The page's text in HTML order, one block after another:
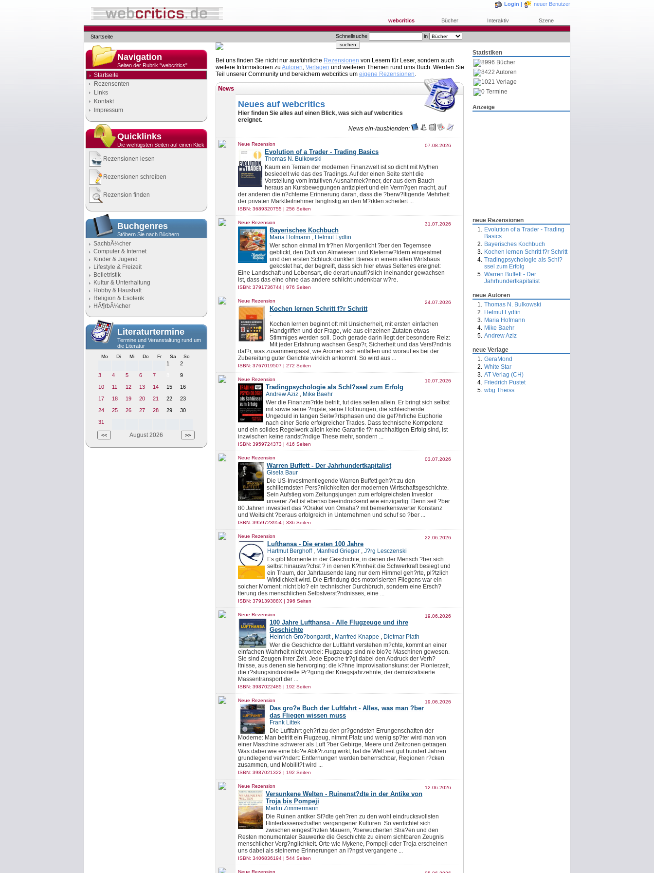
Login | neuer Benutzer
webcritics Bücher Interaktiv Szene
Schnellsuche in
Startseite
Navigation
Seiten der Rubrik "webcritics"
Startseite
Rezensenten
Links
Kontakt
Impressum
Quicklinks
Die wichtigsten Seiten auf einen Klick
Rezensionen lesen
Rezensionen schreiben
Rezension finden
Buchgenres
Stöbern Sie nach Büchern
SachbÃ¼cher
Computer & Internet
Kinder & Jugend
Lifestyle & Freizeit
Belletristik
Kultur & Unterhaltung
Hobby & Haushalt
Religion & Esoterik
HÃ¶rbÃ¼cher
Literaturtermine
Termine und Veranstaltung rund um
die Literatur
Mo Di Mi Do Fr Sa So
1
2
3
4 5 6 7
9
10
11 12 13 14 15
16
17
18 19 20 21 22
23
24
25 26 27 28 29
30
31
August 2026
Statistiken
8996 Bücher
8422 Autoren
1021 Verlage
0 Termine
Anzeige
neue Rezensionen
Evolution of a Trader - Trading
Basics
Bayerisches Kochbuch
Kochen lernen Schritt f?r Schritt
Tradingpsychologie als Schl?
ssel zum Erfolg
Warren Buffett - Der
Jahrhundertkapitalist
neue Autoren
Thomas N. Bulkowski
Helmut Lydtin
Maria Hofmann
Mike Baehr
Andrew Aziz
neue Verlage
GeraMond
White Star
AT Verlag (CH)
Friedrich Pustet
wbg Theiss
Bei uns finden Sie nicht nur ausführliche Rezensionen von Lesern für Leser, sondern auch
weitere Informationen zu Autoren, Verlagen und weiteren Themen rund ums Buch. Werden Sie
Teil unserer Community und bereichern webcritics um eigene Rezensionen.
News
Neues auf webcritics
Hier finden Sie alles auf einen Blick, was sich auf webcritics
ereignet.
News ein-/ausblenden:
07.08.2026
Neue Rezension
Evolution of a Trader - Trading Basics
Thomas N. Bulkowski
Kaum ein Terrain der modernen Finanzwelt ist so dicht mit Mythen
besiedelt wie das des Tradings. Auf der einen Seite steht die
Vorstellung vom intuitiven Ausnahmek?nner, der aus dem Bauch
heraus an Kursbewegungen antizipiert und ein Verm?gen macht, auf
der anderen die n?chterne Erinnerung daran, dass die ?berw?ltigende Mehrheit
der privaten Marktteilnehmer langfristig an den M?rkten scheitert ...
ISBN: 3689320755 | 256 Seiten
31.07.2026
Neue Rezension
Bayerisches Kochbuch
Maria Hofmann , Helmut Lydtin
Wer schon einmal im fr?hen Morgenlicht ?ber den Tegernsee
geblickt, den Duft von Almwiesen und Kiefernw?ldern eingeatmet
und den ersten Schluck dunklen Bieres in einem alten Wirtshaus
gekostet hat, der begreift, dass sich hier etwas Seltenes ereignet:
Eine Landschaft und Lebensart, die derart unaufl?slich ineinander gewachsen
ist, dass das eine ohne das andere schlicht undenkbar w?re.
ISBN: 3791736744 | 976 Seiten
24.07.2026
Neue Rezension
Kochen lernen Schritt f?r Schritt
-
Kochen lernen beginnt oft mit Unsicherheit, mit ersten einfachen
Handgriffen und der Frage, wie aus einzelnen Zutaten etwas
Stimmiges werden soll. Doch gerade darin liegt der besondere Reiz:
Mit jeder Erfahrung wachsen Gesp?r, Sicherheit und das Verst?ndnis
daf?r, was zusammenpasst, wie Aromen sich entfalten und worauf es bei der
Zubereitung guter Gerichte wirklich ankommt. So wird aus ...
ISBN: 3767019507 | 272 Seiten
10.07.2026
Neue Rezension
Tradingpsychologie als Schl?ssel zum Erfolg
Andrew Aziz , Mike Baehr
Wer die Finanzm?rkte betritt, tut dies selten allein. Er bringt sich selbst
mit sowie seine ?ngste, seine Hoffnungen, die schleichende
Ungeduld in langen Seitw?rtsphasen und die gef?hrliche Euphorie
nach einer Serie erfolgreicher Trades. Dass technische Kompetenz
und ein solides Regelwerk allein keine Garantie f?r nachhaltigen Erfolg sind, ist
inzwischen keine randst?ndige These mehr, sondern ...
ISBN: 3959724373 | 416 Seiten
03.07.2026
Neue Rezension
Warren Buffett - Der Jahrhundertkapitalist
Gisela Baur
Die US-Investmentlegende Warren Buffett geh?rt zu den
schillerndsten Pers?nlichkeiten der modernen Wirtschaftsgeschichte.
Sein Aufstieg vom Zeitungsjungen zum erfolgreichsten Investor
unserer Zeit ist ebenso beeindruckend wie einzigartig. Denn seit ?ber
80 Jahren investiert das ?Orakel von Omaha? mit bemerkenswerter Konstanz
und Weitsicht ?beraus erfolgreich in Unternehmen und schuf so ?ber ...
ISBN: 3959723954 | 336 Seiten
22.06.2026
Neue Rezension
Lufthansa - Die ersten 100 Jahre
Hartmut Berghoff, Manfred Grieger , J?rg Lesczenski
Es gibt Momente in der Geschichte, in denen der Mensch ?ber sich
selbst hinausw?chst ? in denen K?hnheit die Schwerkraft besiegt und
ein Traum, der Jahrtausende lang nur dem Himmel geh?rte, pl?tzlich
Wirklichkeit wird. Die Erfindung des motorisierten Fliegens war ein
solcher Moment: nicht blo? ein technischer Durchbruch, sondern eine Ersch?
tterung des menschlichen Selbstverst?ndnisses, eine ...
ISBN: 379139388X | 396 Seiten
19.06.2026
Neue Rezension
100 Jahre Lufthansa - Alle Flugzeuge und ihre
Geschichte
Heinrich Gro?bongardt, Manfred Knappe , Dietmar Plath
Wer die Geschichte der Luftfahrt verstehen m?chte, kommt an einer
einfachen Wahrheit nicht vorbei: Flugzeuge sind nie blo?e Maschinen gewesen.
Sie sind Zeugen ihrer Zeit. Jede Epoche tr?gt dabei den Abdruck der Verh?
ltnisse, aus denen sie hervorging: die k?hne Improvisationskunst der Pionierzeit,
die r?stungsindustrielle Pr?gung der Kriegsjahrzehnte, der demokratisierte
Massentransport der ...
ISBN: 3987022485 | 192 Seiten
19.06.2026
Neue Rezension
Das gro?e Buch der Luftfahrt - Alles, was man ?ber
das Fliegen wissen muss
Frank Littek
Die Luftfahrt geh?rt zu den pr?gendsten Errungenschaften der
Moderne: Man betritt ein Flugzeug, nimmt Platz und wenig sp?ter wird man von
einer Maschine schwerer als Luft ?ber Gebirge, Meere und Zeitzonen getragen.
Was dabei wie eine blo?e Abk?rzung wirkt, hat die Welt seit gut hundert Jahren
grundlegend ver?ndert: Entfernungen werden beherrschbar, Regionen r?cken
zusammen, und Mobilit?t wird ...
ISBN: 3987021322 | 192 Seiten
12.06.2026
Neue Rezension
Versunkene Welten - Ruinenst?dte in der Antike von
Troja bis Pompeji
Martin Zimmermann
Die Ruinen antiker St?dte geh?ren zu den wohl eindrucksvollsten
Hinterlassenschaften vergangener Kulturen. So verdichtet sich
zwischen eingest?rzten Mauern, ?berwucherten Stra?en und den
Resten monumentaler Bauwerke die Geschichte zu einem sichtbaren Zeugnis
menschlicher Verg?nglichkeit. Orte wie Mykene, Pompeji oder Troja erscheinen
uns dabei als steinerne Erinnerungen an l?ngst vergangene ...
ISBN: 3406836194 | 544 Seiten
Neue Rezension